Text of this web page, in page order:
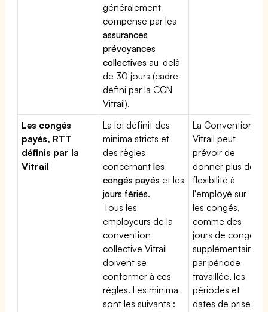
généralement
compensé par les
assurances
prévoyances
collectives au-delà
de 30 jours (cadre
défini par la CCN
Vitrail).
Les congés
payés, RTT
définis par la
Vitrail
La loi définit des
minima stricts et
des règles
concernantles
congés payés et les
jours fériés.
Tous les
employeurs de la
convention
collective Vitrail
doivent se
conformer à ces
règles. Les minima
sont les suivants :
La Convention
Vitrail peut
prévoir de
donner plus de
flexibilité à
l'employé sur
les congés,
comme des
jours de congé
supplémentaires
par période
travaillée, les
périodes et
dates de prise